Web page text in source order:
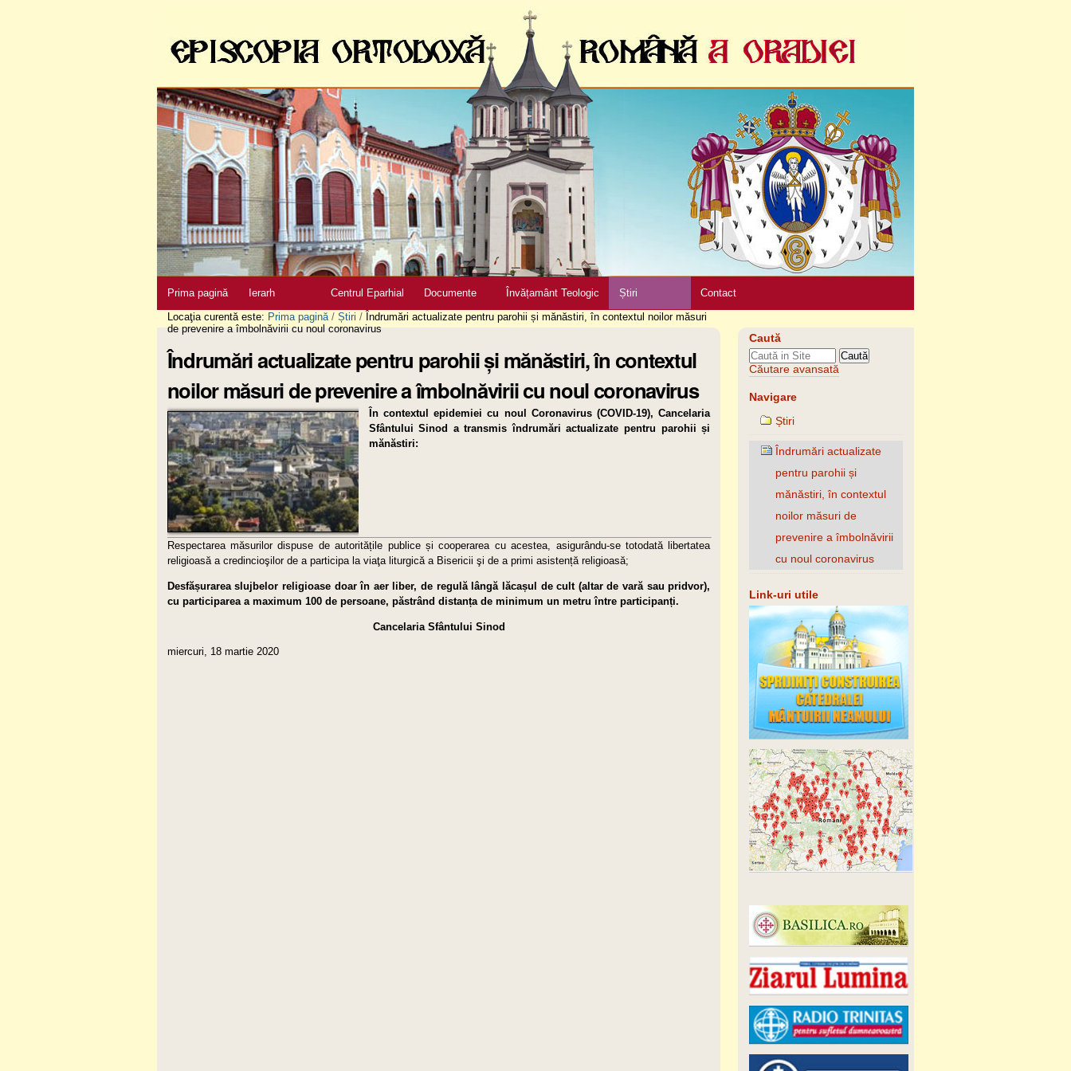
Sari
navigare
Prima pagină Ierarh Centrul Eparhial Documente Învățamânt Teologic Știri Contact
Locaţia curentă este: Prima pagină / Știri / Îndrumări actualizate pentru parohii și mănăstiri, în contextul noilor măsuri
de prevenire a îmbolnăvirii cu noul coronavirus
Îndrumări actualizate pentru parohii și mănăstiri, în contextul
noilor măsuri de prevenire a îmbolnăvirii cu noul coronavirus
În contextul epidemiei cu noul Coronavirus (COVID-19), Cancelaria
Sfântului Sinod a transmis îndrumări actualizate pentru parohii și
mănăstiri:
Respectarea măsurilor dispuse de autoritățile publice și cooperarea cu acestea, asigurându-se totodată libertatea
religioasă a credincioşilor de a participa la viaţa liturgică a Bisericii şi de a primi asistență religioasă;
Desfășurarea slujbelor religioase doar în aer liber, de regulă lângă lăcașul de cult (altar de vară sau pridvor),
cu participarea a maximum 100 de persoane, păstrând distanța de minimum un metru între participanți.
Cancelaria Sfântului Sinod
miercuri, 18 martie 2020
Caută
Căutare avansată
Navigare
Știri
Îndrumări actualizate
pentru parohii și
mănăstiri, în contextul
noilor măsuri de
prevenire a îmbolnăvirii
cu noul coronavirus
Link-uri utile